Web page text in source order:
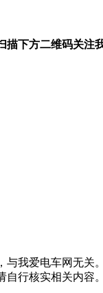
下方二维码关注
与我爱电车网无关
行核实相关内容。